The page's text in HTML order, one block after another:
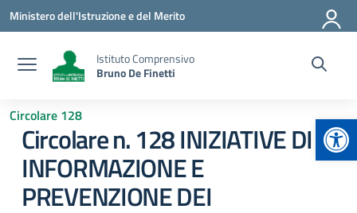
Vai ai contenuti
Vai al menu di navigazione
Vai al footer
Ministero dell'Istruzione e del Merito
Istituto Comprensivo
Bruno De Finetti
Circolare 128
Circolare n. 128 INIZIATIVE DI
INFORMAZIONE E
PREVENZIONE DEI